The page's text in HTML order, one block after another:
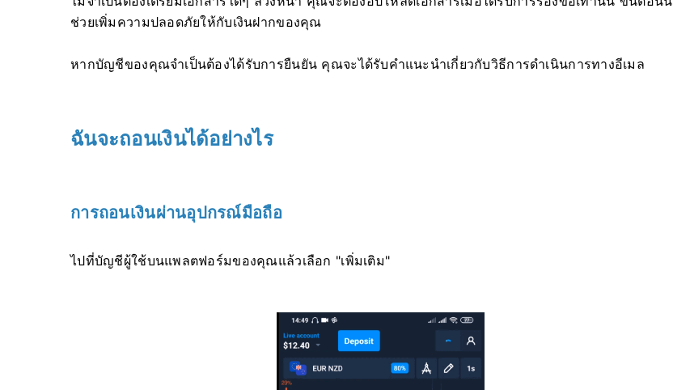
ช่วยเพิ่มความปลอดภัยให้กับเงินฝากของคุณ
หากบัญชีของคุณจำเป็นต้องได้รับการยืนยัน คุณจะได้รับคำแนะนำเกี่ยวกับวิธีการดำเนินการทางอีเมล
ฉันจะถอนเงินได้อย่างไร
การถอนเงินผ่านอุปกรณ์มือถือ
ไปที่บัญชีผู้ใช้บนแพลตฟอร์มของคุณแล้วเลือก "เพิ่มเติม"